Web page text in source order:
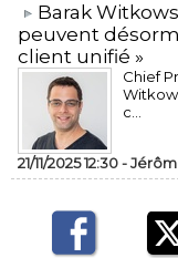
​Barak
peuvent
client unifié »
Chief
c...
21/11/2025 12:30 -